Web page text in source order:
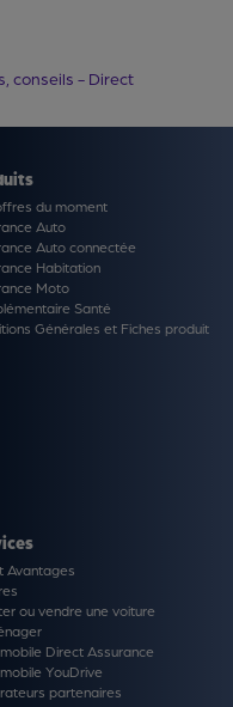
conseils - Direct
du moment
Auto
Auto connectée
Habitation
Moto
Santé
Générales et Fiches produit
Avantages
ou vendre une voiture
Direct Assurance
YouDrive
partenaires